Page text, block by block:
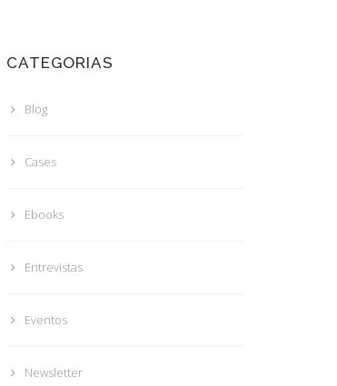
CATEGORIAS
Blog
Cases
Ebooks
Entrevistas
Eventos
Newsletter